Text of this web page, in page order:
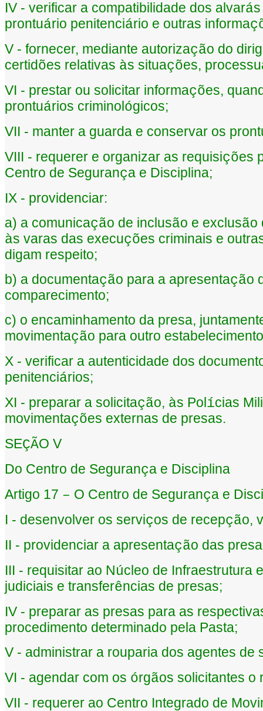
IV - verificar a compatibilidade dos alvarás
prontuário penitenciário e outras informa
V - fornecer, mediante autorização do
certidões relativas às situações,
VI - prestar ou solicitar informações,
prontuários criminol ógicos;
VII - manter a guarda e conservar os
VIII - requerer e organizar as requisições
Centro de Segurança e Disciplina;
IX - providenciar:
a) a comunicação de inclusão e exclusão
às varas das execuções criminais e
digam respeito;
b) a documentação para a apresentação
comparecimento;
c) o encaminhamento da presa,
movimentação para outro
X - verificar a autenticidade dos
penitenciários;
XI - preparar a solicitação, às Pol ícias
movimentações externas de presas.
SEÇÃO V
Do Centro de Segurança e Disciplina
Artigo 17 – O Centro de Segurança e
I - desenvolver os serviços de recepção,
II - providenciar a apresentação das
III - requisitar ao Núcleo de Infraestrutura
judiciais e transferências de presas;
IV - preparar as presas para as
procedimento determinado pela Pasta;
V - administrar a rouparia dos agentes de
VI - agendar com os órgãos solicitantes o
VII - requerer ao Centro Integrado de